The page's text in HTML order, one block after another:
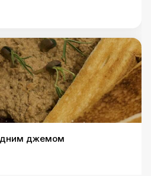
джемом